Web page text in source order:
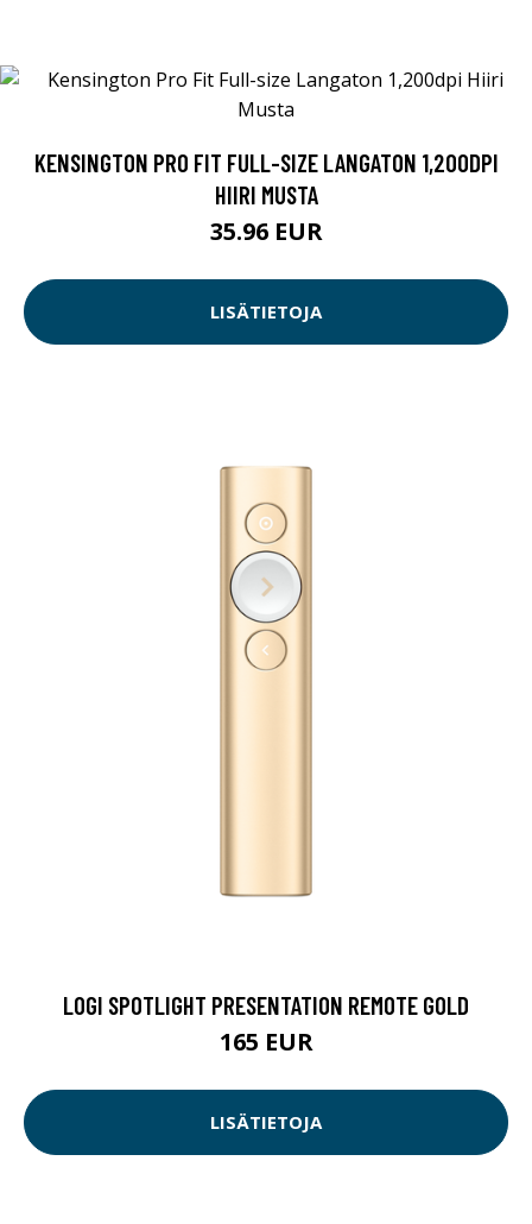
KENSINGTON PRO FIT FULL-SIZE LANGATON 1,200DPI
HIIRI MUSTA
35.96 EUR
LISÄTIETOJA
LOGI SPOTLIGHT PRESENTATION REMOTE GOLD
165 EUR
LISÄTIETOJA